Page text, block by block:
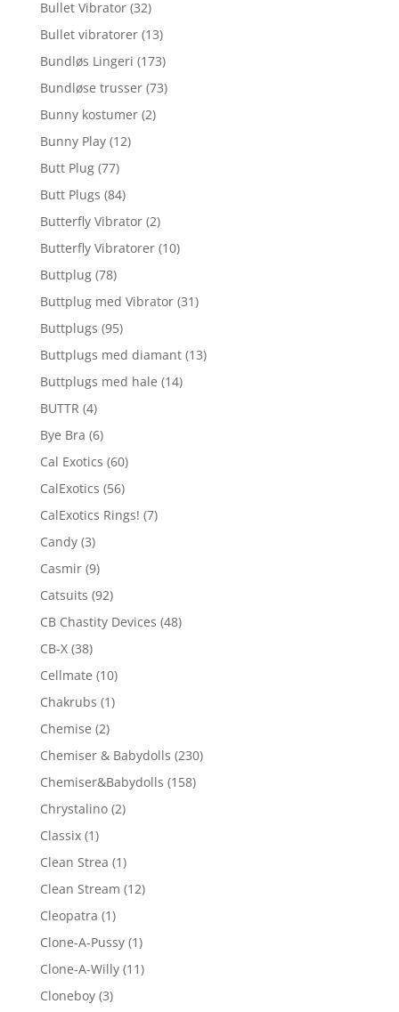
Bullet Vibrator (32)
Bullet vibratorer (13)
Bundløs Lingeri (173)
Bundløse trusser (73)
Bunny kostumer (2)
Bunny Play (12)
Butt Plug (77)
Butt Plugs (84)
Butterfly Vibrator (2)
Butterfly Vibratorer (10)
Buttplug (78)
Buttplug med Vibrator (31)
Buttplugs (95)
Buttplugs med diamant (13)
Buttplugs med hale (14)
BUTTR (4)
Bye Bra (6)
Cal Exotics (60)
CalExotics (56)
CalExotics Rings! (7)
Candy (3)
Casmir (9)
Catsuits (92)
CB Chastity Devices (48)
CB-X (38)
Cellmate (10)
Chakrubs (1)
Chemise (2)
Chemiser & Babydolls (230)
Chemiser&Babydolls (158)
Chrystalino (2)
Classix (1)
Clean Strea (1)
Clean Stream (12)
Cleopatra (1)
Clone-A-Pussy (1)
Clone-A-Willy (11)
Cloneboy (3)